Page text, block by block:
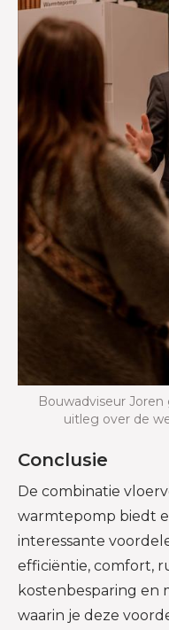
Bouwadviseur
uitleg over de
Conclusie
De combinatie
warmtepomp biedt
interessante
efficiëntie, comfort,
kostenbesparing en
waarin je deze